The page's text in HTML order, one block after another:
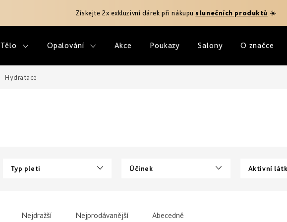
Získejte 2x exkluzivní dárek při nákupuslunečních produktů ☀️
Tělo Opalování Akce Poukazy Salony O značce
Hydratace
Typ pleti Účinek Aktivní
Nejdražší Nejprodávanější Abecedně